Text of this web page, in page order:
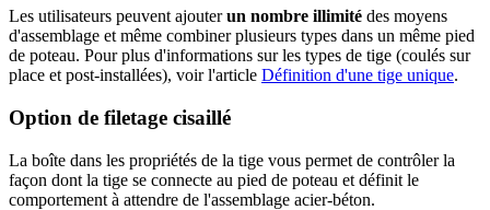
Les utilisateurs peuvent ajouterun nombre illimité des moyens
d'assemblage et même combiner plusieurs types dans un même pied
de poteau. Pour plus d'informations sur les types de tige (coulés sur
place et post-installées), voir l'article Définition d'une tige unique.
Option de filetage cisaillé
La boîte dans les propriétés de la tige vous permet de contrôler la
façon dont la tige se connecte au pied de poteau et définit le
comportement à attendre de l'assemblage acier-béton.